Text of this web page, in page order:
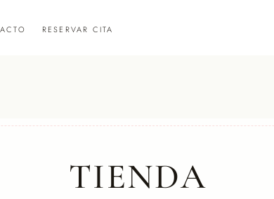
RESERVAR CITA
TIENDA